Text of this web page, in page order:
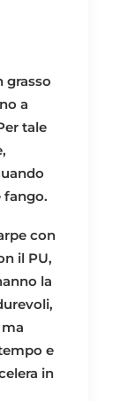
grasso
a
tale
fango.
con
il PU,
la
e
in